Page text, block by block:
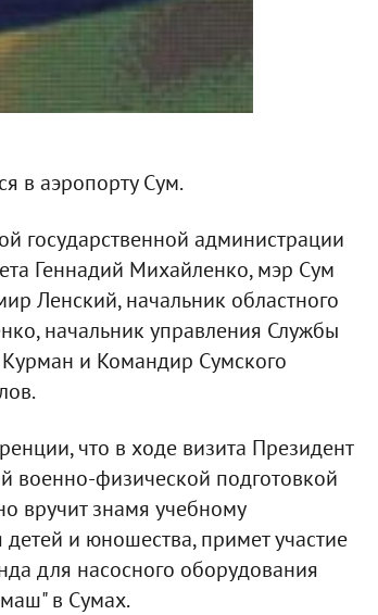
в аэропорту Сум.
государственной администрации
Геннадий Михайленко, мэр Сум
Ленский, начальник областного
начальник управления Службы
и Командир Сумского
что в ходе визита Президент
военно-физической подготовкой
вручит знамя учебному
и юношества, примет участие
для насосного оборудования
в Сумах.